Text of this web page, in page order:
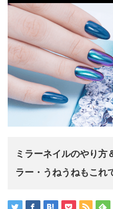
ミラーネイルのやり方
ラー・うねうねもこれ